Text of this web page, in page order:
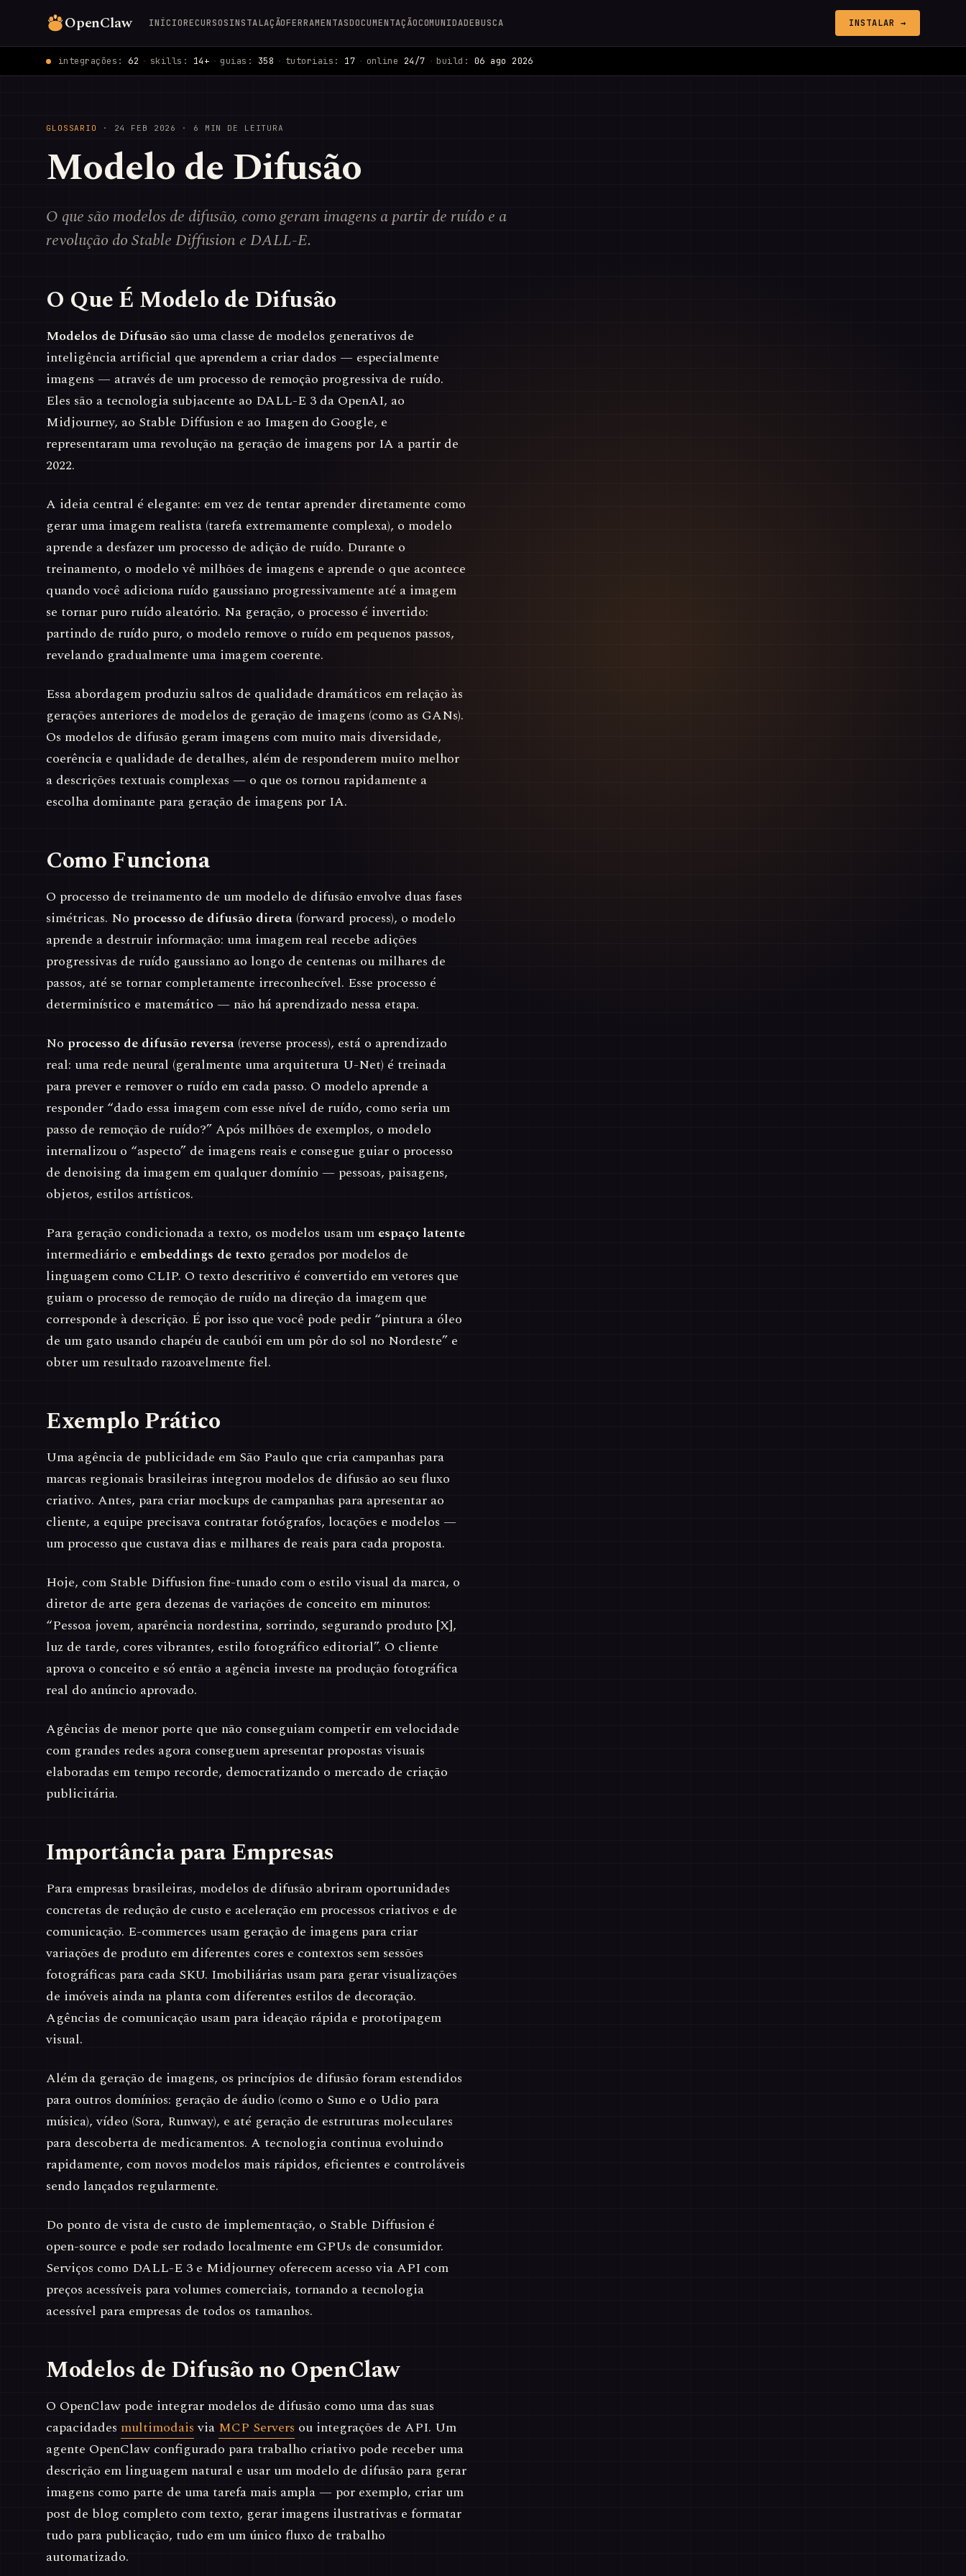
OpenClaw INÍCIORECURSOSINSTALAÇÃOFERRAMENTASDOCUMENTAÇÃOCOMUNIDADEBUSCA INSTALAR →
integrações: 62 · skills: 14+ · guias: 358 · tutoriais: 17 · online 24/7 · build: 06 ago 2026
GLOSSARIO · 24 FEB 2026 · 6 MIN DE LEITURA
Modelo de Difusão
O que são modelos de difusão, como geram imagens a partir de ruído e a
revolução do Stable Diffusion e DALL-E.
O Que É Modelo de Difusão
Modelos de Difusão são uma classe de modelos generativos de
inteligência artificial que aprendem a criar dados — especialmente
imagens — através de um processo de remoção progressiva de ruído.
Eles são a tecnologia subjacente ao DALL-E 3 da OpenAI, ao
Midjourney, ao Stable Diffusion e ao Imagen do Google, e
representaram uma revolução na geração de imagens por IA a partir de
2022.
A ideia central é elegante: em vez de tentar aprender diretamente como
gerar uma imagem realista (tarefa extremamente complexa), o modelo
aprende a desfazer um processo de adição de ruído. Durante o
treinamento, o modelo vê milhões de imagens e aprende o que acontece
quando você adiciona ruído gaussiano progressivamente até a imagem
se tornar puro ruído aleatório. Na geração, o processo é invertido:
partindo de ruído puro, o modelo remove o ruído em pequenos passos,
revelando gradualmente uma imagem coerente.
Essa abordagem produziu saltos de qualidade dramáticos em relação às
gerações anteriores de modelos de geração de imagens (como as GANs).
Os modelos de difusão geram imagens com muito mais diversidade,
coerência e qualidade de detalhes, além de responderem muito melhor
a descrições textuais complexas — o que os tornou rapidamente a
escolha dominante para geração de imagens por IA.
Como Funciona
O processo de treinamento de um modelo de difusão envolve duas fases
simétricas. No processo de difusão direta (forward process), o modelo
aprende a destruir informação: uma imagem real recebe adições
progressivas de ruído gaussiano ao longo de centenas ou milhares de
passos, até se tornar completamente irreconhecível. Esse processo é
determinístico e matemático — não há aprendizado nessa etapa.
No processo de difusão reversa (reverse process), está o aprendizado
real: uma rede neural (geralmente uma arquitetura U-Net) é treinada
para prever e remover o ruído em cada passo. O modelo aprende a
responder “dado essa imagem com esse nível de ruído, como seria um
passo de remoção de ruído?” Após milhões de exemplos, o modelo
internalizou o “aspecto” de imagens reais e consegue guiar o processo
de denoising da imagem em qualquer domínio — pessoas, paisagens,
objetos, estilos artísticos.
Para geração condicionada a texto, os modelos usam um espaço latente
intermediário e embeddings de texto gerados por modelos de
linguagem como CLIP. O texto descritivo é convertido em vetores que
guiam o processo de remoção de ruído na direção da imagem que
corresponde à descrição. É por isso que você pode pedir “pintura a óleo
de um gato usando chapéu de caubói em um pôr do sol no Nordeste” e
obter um resultado razoavelmente fiel.
Exemplo Prático
Uma agência de publicidade em São Paulo que cria campanhas para
marcas regionais brasileiras integrou modelos de difusão ao seu fluxo
criativo. Antes, para criar mockups de campanhas para apresentar ao
cliente, a equipe precisava contratar fotógrafos, locações e modelos —
um processo que custava dias e milhares de reais para cada proposta.
Hoje, com Stable Diffusion fine-tunado com o estilo visual da marca, o
diretor de arte gera dezenas de variações de conceito em minutos:
“Pessoa jovem, aparência nordestina, sorrindo, segurando produto [X],
luz de tarde, cores vibrantes, estilo fotográfico editorial”. O cliente
aprova o conceito e só então a agência investe na produção fotográfica
real do anúncio aprovado.
Agências de menor porte que não conseguiam competir em velocidade
com grandes redes agora conseguem apresentar propostas visuais
elaboradas em tempo recorde, democratizando o mercado de criação
publicitária.
Importância para Empresas
Para empresas brasileiras, modelos de difusão abriram oportunidades
concretas de redução de custo e aceleração em processos criativos e de
comunicação. E-commerces usam geração de imagens para criar
variações de produto em diferentes cores e contextos sem sessões
fotográficas para cada SKU. Imobiliárias usam para gerar visualizações
de imóveis ainda na planta com diferentes estilos de decoração.
Agências de comunicação usam para ideação rápida e prototipagem
visual.
Além da geração de imagens, os princípios de difusão foram estendidos
para outros domínios: geração de áudio (como o Suno e o Udio para
música), vídeo (Sora, Runway), e até geração de estruturas moleculares
para descoberta de medicamentos. A tecnologia continua evoluindo
rapidamente, com novos modelos mais rápidos, eficientes e controláveis
sendo lançados regularmente.
Do ponto de vista de custo de implementação, o Stable Diffusion é
open-source e pode ser rodado localmente em GPUs de consumidor.
Serviços como DALL-E 3 e Midjourney oferecem acesso via API com
preços acessíveis para volumes comerciais, tornando a tecnologia
acessível para empresas de todos os tamanhos.
Modelos de Difusão no OpenClaw
O OpenClaw pode integrar modelos de difusão como uma das suas
capacidades multimodaisvia MCP Servers ou integrações de API. Um
agente OpenClaw configurado para trabalho criativo pode receber uma
descrição em linguagem natural e usar um modelo de difusão para gerar
imagens como parte de uma tarefa mais ampla — por exemplo, criar um
post de blog completo com texto, gerar imagens ilustrativas e formatar
tudo para publicação, tudo em um único fluxo de trabalho
automatizado.